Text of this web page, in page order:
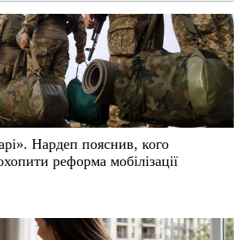
Нардеп пояснив, кого
реформа мобілізації